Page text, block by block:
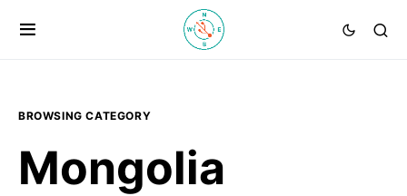
BROWSING CATEGORY
Mongolia